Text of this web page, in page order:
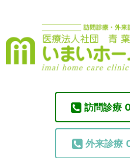
訪問診療
外来診療